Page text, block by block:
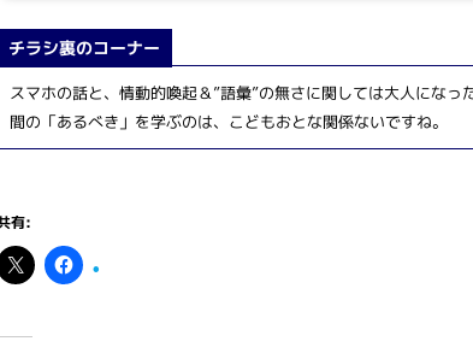
チラシ裏のコーナー
スマホの話と、情動的喚起＆”語彙”の無さに関しては大人になっ
間の「あるべき」を学ぶのは、こどもおとな関係ないですね。
有: